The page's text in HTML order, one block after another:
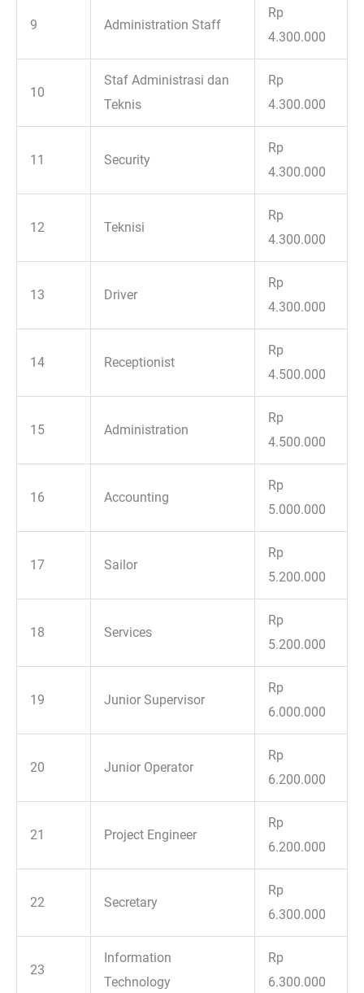
9 Administration Staff
Rp
4.300.000
10
Staf Administrasi dan
Teknis
Rp
4.300.000
11 Security
Rp
4.300.000
12 Teknisi
Rp
4.300.000
13 Driver
Rp
4.300.000
14 Receptionist
Rp
4.500.000
15 Administration
Rp
4.500.000
16 Accounting
Rp
5.000.000
17 Sailor
Rp
5.200.000
18 Services
Rp
5.200.000
19 Junior Supervisor
Rp
6.000.000
20 Junior Operator
Rp
6.200.000
21 Project Engineer
Rp
6.200.000
22 Secretary
Rp
6.300.000
23
Information
Technology
Rp
6.300.000